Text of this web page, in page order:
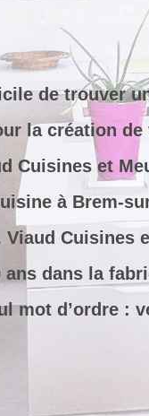
de trouver
la création
Cuisines et
à Brem-
Viaud Cuisines
dans la
mot d’ordre :